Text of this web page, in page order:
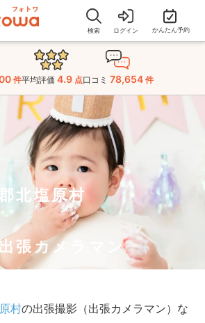
検索 ログイン かんたん予約
件平均評価 4.9 点口コミ 78,654 件
北塩原村
出張カメラマン
村の出張撮影（出張カメラマン）な